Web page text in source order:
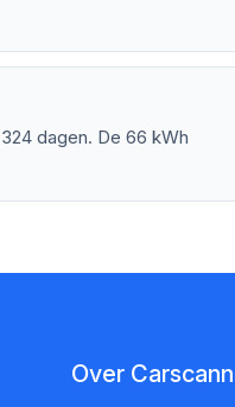
dagen. De 66 kWh
Over